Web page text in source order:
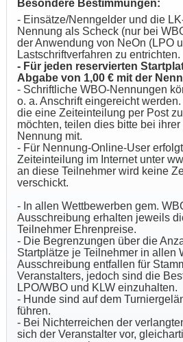
Besondere Bestimmungen:
- Einsätze/Nenngelder und die
Nennung als Scheck (nur bei
der Anwendung von NeOn (LPO
Lastschriftverfahren zu entrichten.
- Für jeden reservierten
Abgabe von 1,00 € mit der
- Schriftliche WBO-Nennungen
o. a. Anschrift eingereicht
die eine Zeiteinteilung per Post
möchten, teilen dies bitte bei
Nennung mit.
- Für Nennung-Online-User
Zeiteinteilung im Internet unter
an diese Teilnehmer wird keine
verschickt.
- In allen Wettbewerben gem.
Ausschreibung erhalten jeweils
Teilnehmer Ehrenpreise.
- Die Begrenzungen über die
Startplätze je Teilnehmer in allen
Ausschreibung entfallen für
Veranstalters, jedoch sind die
LPO/WBO und KLW einzuhalten.
- Hunde sind auf dem
führen.
- Bei Nichterreichen der
sich der Veranstalter vor,